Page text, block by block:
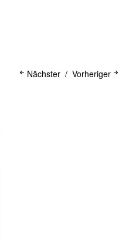
Vorheriger
Nächster